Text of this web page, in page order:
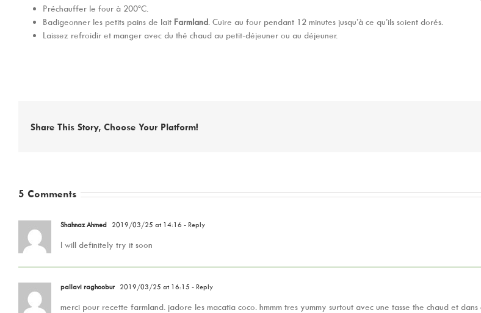
Préchauffer le four à 200ºC.
Badigeonner les petits pains de lait Farmland . Cuire au four pendant 12 minutes jusqu’à ce qu’ils soient dorés.
Laissez refroidir et manger avec du thé chaud au petit-déjeuner ou au déjeuner.
Share This Story, Choose Your Platform!
5 Comments
Shahnaz Ahmed 2019/03/25 at 14:16 - Reply
I will definitely try it soon
pallavi raghoobur 2019/03/25 at 16:15 - Reply
merci pour recette farmland. jadore les macatia coco. hmmm tres yummy surtout avec une tasse the chaud et